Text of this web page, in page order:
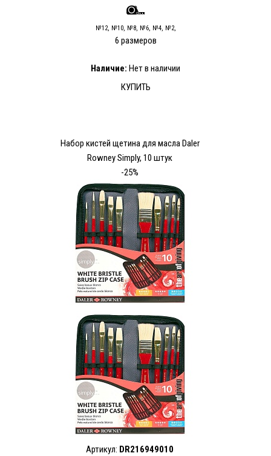
№12, №10, №8, №6, №4, №2,
6 размеров
Наличие: Нет в наличии
КУПИТЬ
Набор кистей щетина для масла Daler
Rowney Simply, 10 штук
-25%
Артикул: DR216949010